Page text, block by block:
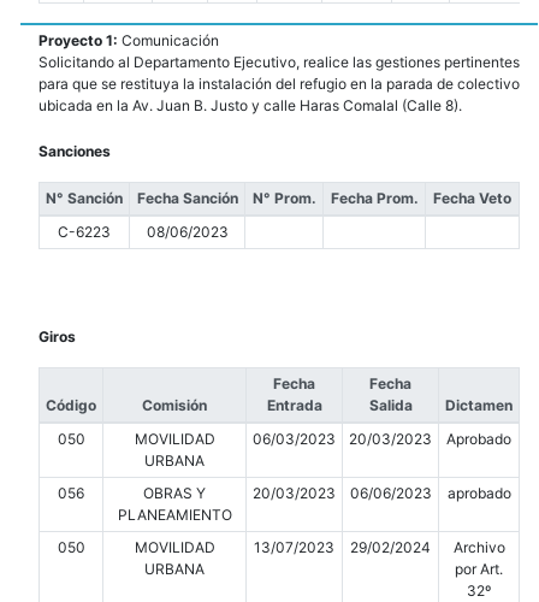
Proyecto 1: Comunicación
Solicitando al Departamento Ejecutivo, realice las gestiones pertinentes
para que se restituya la instalación del refugio en la parada de colectivo
ubicada en la Av. Juan B. Justo y calle Haras Comalal (Calle 8).
Sanciones
N° Sanción Fecha Sanción N° Prom. Fecha Prom.
Fecha Veto
C-6223
08/06/2023
Giros
Código Comisión
Fecha
Entrada
Fecha
Salida
Dictamen
050
MOVILIDAD
URBANA
06/03/2023 20/03/2023 Aprobado
056
OBRAS Y
PLANEAMIENTO
20/03/2023 06/06/2023 aprobado
050
MOVILIDAD
URBANA
13/07/2023 29/02/2024
Archivo
por Art.
32º